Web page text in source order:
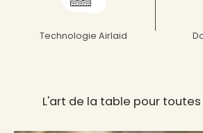
Technologie Airlaid
L'art de la table pour toutes